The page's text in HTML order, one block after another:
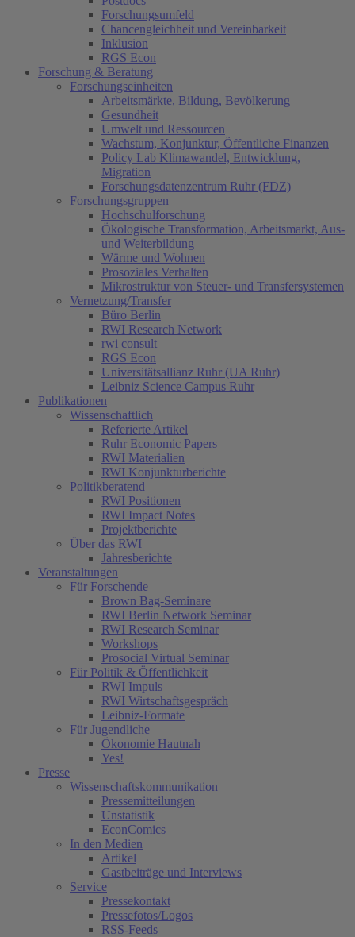
Forschungsumfeld
Chancengleichheit und Vereinbarkeit
Inklusion
RGS Econ
Forschung & Beratung
Forschungseinheiten
Arbeitsmärkte, Bildung, Bevölkerung
Gesundheit
Umwelt und Ressourcen
Wachstum, Konjunktur, Öffentliche Finanzen
Policy Lab Klimawandel, Entwicklung,
Migration
Forschungsdatenzentrum Ruhr (FDZ)
Forschungsgruppen
Hochschulforschung
Ökologische Transformation, Arbeitsmarkt, Aus-
und Weiterbildung
Wärme und Wohnen
Prosoziales Verhalten
Mikrostruktur von Steuer- und Transfersystemen
Vernetzung/Transfer
Büro Berlin
RWI Research Network
rwi consult
RGS Econ
Universitätsallianz Ruhr (UA Ruhr)
Leibniz Science Campus Ruhr
Publikationen
Wissenschaftlich
Referierte Artikel
Ruhr Economic Papers
RWI Materialien
RWI Konjunkturberichte
Politikberatend
RWI Positionen
RWI Impact Notes
Projektberichte
Über das RWI
Jahresberichte
Veranstaltungen
Für Forschende
Brown Bag-Seminare
RWI Berlin Network Seminar
RWI Research Seminar
Workshops
Prosocial Virtual Seminar
Für Politik & Öffentlichkeit
RWI Impuls
RWI Wirtschaftsgespräch
Leibniz-Formate
Für Jugendliche
Ökonomie Hautnah
Yes!
Presse
Wissenschaftskommunikation
Pressemitteilungen
Unstatistik
EconComics
In den Medien
Artikel
Gastbeiträge und Interviews
Service
Pressekontakt
Pressefotos/Logos
RSS-Feeds